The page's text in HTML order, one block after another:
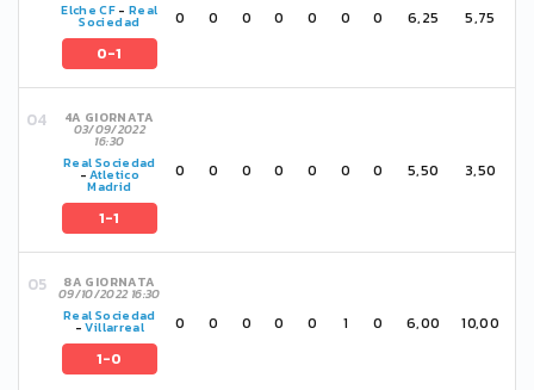
Elche CF -Real
Sociedad
0-1
0 0 0 0 0 0 0 6,25 5,75
4A GIORNATA
03/09/2022
16:30
Real Sociedad
-Atletico
Madrid
1-1
0 0 0 0 0 0 0 5,50 3,50
8A GIORNATA
09/10/2022 16:30
Real Sociedad
-Villarreal
1-0
0 0 0 0 0 1 0 6,00 10,00